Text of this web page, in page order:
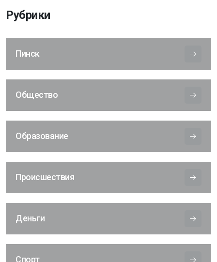
Рубрики
Пинск
Общество
Образование
Происшествия
Деньги
Спорт